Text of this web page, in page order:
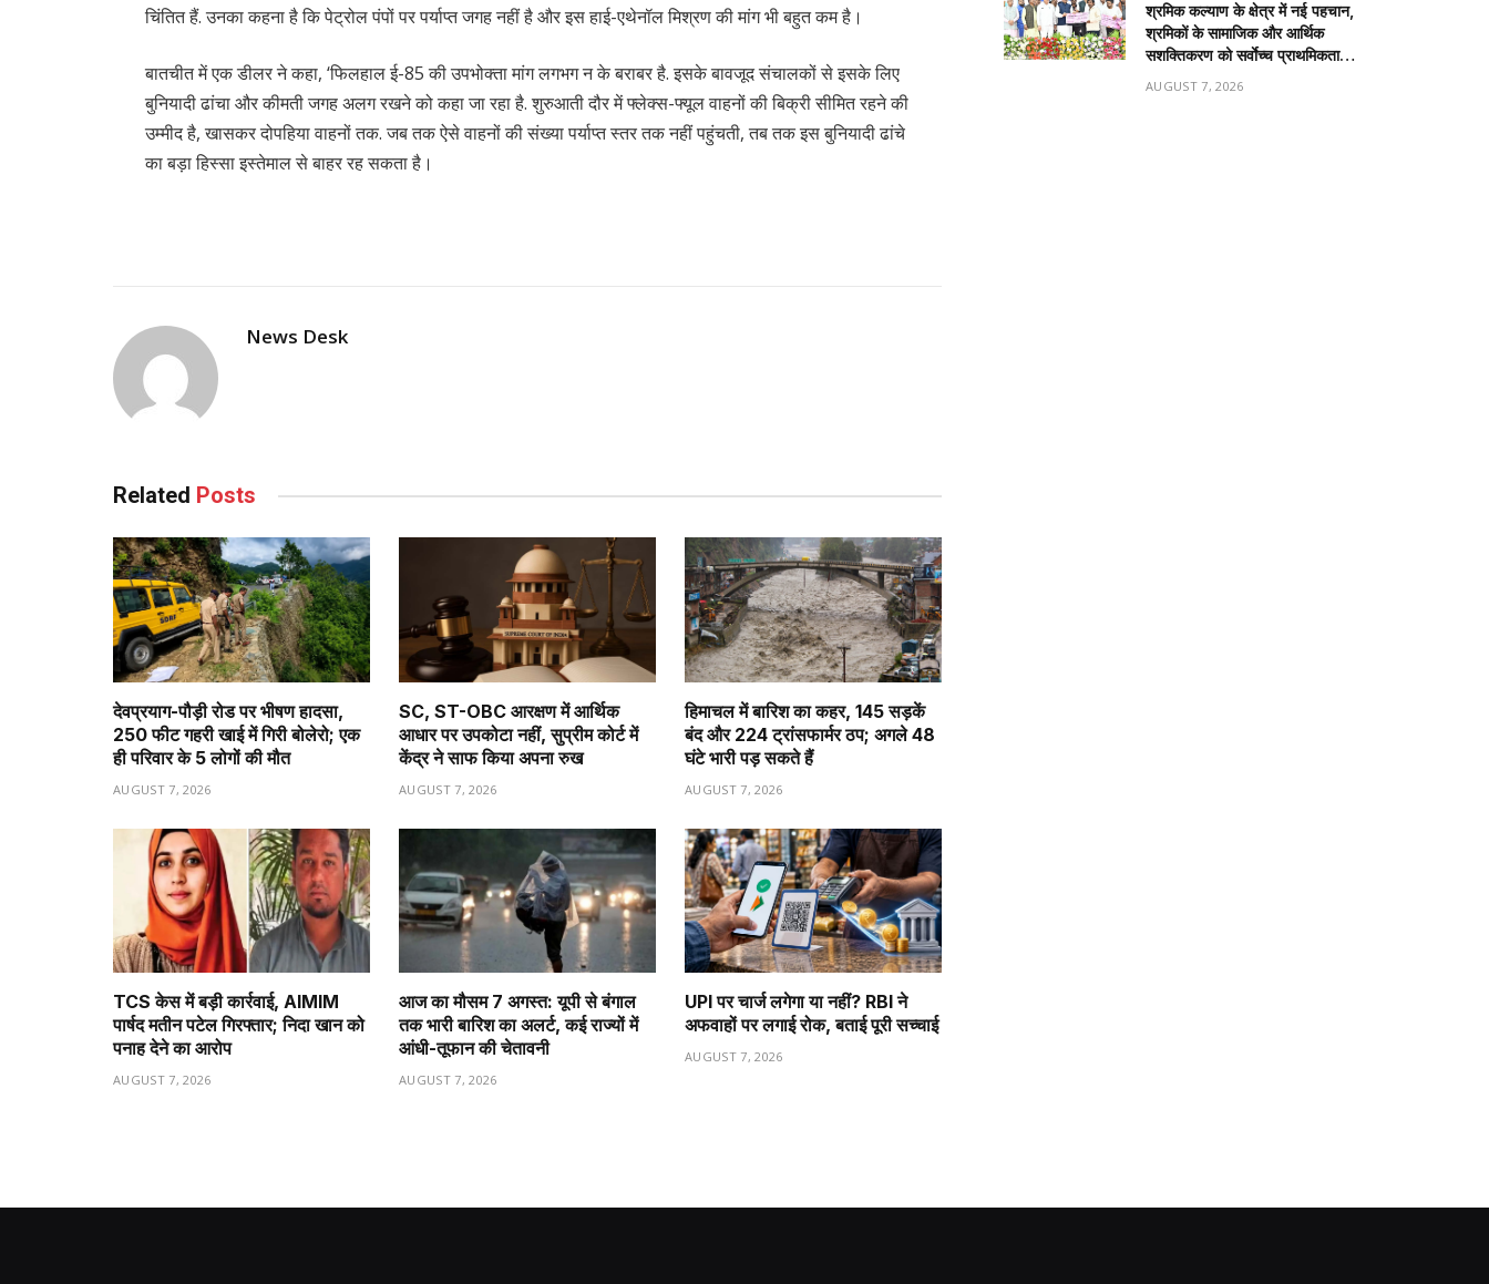
चिंतित हैं. उनका कहना है कि पेट्रोल पंपों पर पर्याप्त जगह नहीं है और इस हाई-एथेनॉल मिश्रण की मांग भी बहुत कम है।
बातचीत में एक डीलर ने कहा, ‘फिलहाल ई-85 की उपभोक्ता मांग लगभग न के बराबर है. इसके बावजूद संचालकों से इसके लिए
बुनियादी ढांचा और कीमती जगह अलग रखने को कहा जा रहा है. शुरुआती दौर में फ्लेक्स-फ्यूल वाहनों की बिक्री सीमित रहने की
उम्मीद है, खासकर दोपहिया वाहनों तक. जब तक ऐसे वाहनों की संख्या पर्याप्त स्तर तक नहीं पहुंचती, तब तक इस बुनियादी ढांचे
का बड़ा हिस्सा इस्तेमाल से बाहर रह सकता है।
News Desk
Related Posts
देवप्रयाग-पौड़ी रोड पर भीषण हादसा,
250 फीट गहरी खाई में गिरी बोलेरो; एक
ही परिवार के 5 लोगों की मौत
AUGUST 7, 2026
SC, ST-OBC आरक्षण में आर्थिक
आधार पर उपकोटा नहीं, सुप्रीम कोर्ट में
केंद्र ने साफ किया अपना रुख
AUGUST 7, 2026
हिमाचल में बारिश का कहर, 145 सड़कें
बंद और 224 ट्रांसफार्मर ठप; अगले 48
घंटे भारी पड़ सकते हैं
AUGUST 7, 2026
TCS केस में बड़ी कार्रवाई, AIMIM
पार्षद मतीन पटेल गिरफ्तार; निदा खान को
पनाह देने का आरोप
AUGUST 7, 2026
आज का मौसम 7 अगस्त: यूपी से बंगाल
तक भारी बारिश का अलर्ट, कई राज्यों में
आंधी-तूफान की चेतावनी
AUGUST 7, 2026
UPI पर चार्ज लगेगा या नहीं? RBI ने
अफवाहों पर लगाई रोक, बताई पूरी सच्चाई
AUGUST 7, 2026
श्रमिक कल्याण के क्षेत्र में नई पहचान,
श्रमिकों के सामाजिक और आर्थिक
सशक्तिकरण को सर्वाेच्च प्राथमिकता…
AUGUST 7, 2026